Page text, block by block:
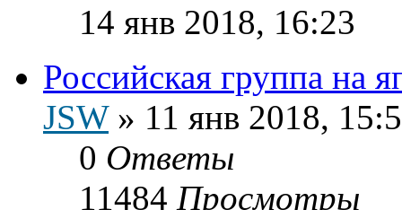
14 янв 2018, 16:23
Российская группа на
JSW» 11 янв 2018,
0 Ответы
11484 Просмотры